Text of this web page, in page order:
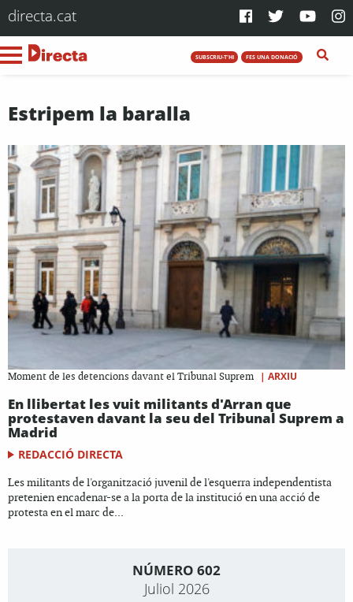
directa.cat
SUBSCRIU-T'HI FES UNA DONACIÓ
Estripem la baralla
Moment de les detencions davant el Tribunal Suprem | ARXIU
En llibertat les vuit militants d'Arran que
protestaven davant la seu del Tribunal Suprem a
Madrid
REDACCIÓ DIRECTA
Les militants de l'organització juvenil de l'esquerra independentista
pretenien encadenar-se a la porta de la institució en una acció de
protesta en el marc de...
NÚMERO 602
Juliol 2026